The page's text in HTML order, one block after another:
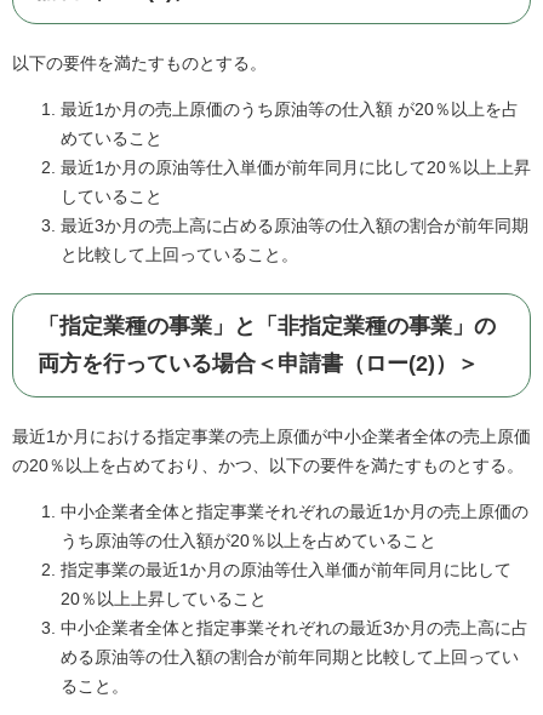
以下の要件を満たすものとする。
最近1か月の売上原価のうち原油等の仕入額 が20％以上を占
めていること
最近1か月の原油等仕入単価が前年同月に比して20％以上上昇
していること
最近3か月の売上高に占める原油等の仕入額の割合が前年同期
と比較して上回っていること。
「指定業種の事業」と「非指定業種の事業」の
両方を行っている場合＜申請書（ロー(2)）＞
最近1か月における指定事業の売上原価が中小企業者全体の売上原価
の20％以上を占めており、かつ、以下の要件を満たすものとする。
中小企業者全体と指定事業それぞれの最近1か月の売上原価の
うち原油等の仕入額が20％以上を占めていること
指定事業の最近1か月の原油等仕入単価が前年同月に比して
20％以上上昇していること
中小企業者全体と指定事業それぞれの最近3か月の売上高に占
める原油等の仕入額の割合が前年同期と比較して上回ってい
ること。